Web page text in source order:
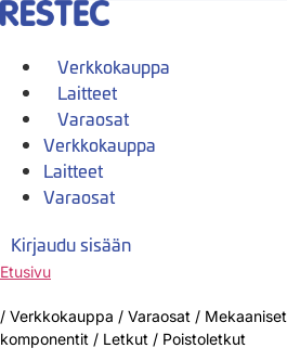
Verkkokauppa
Laitteet
Varaosat
Verkkokauppa
Laitteet
Varaosat
Kirjaudu sisään
Etusivu
/ Verkkokauppa / Varaosat / Mekaaniset
komponentit / Letkut / Poistoletkut